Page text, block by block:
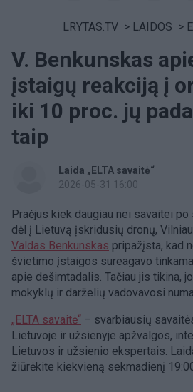
LRYTAS.TV > LAIDOS >
V. Benkunskas
įstaigų reakciją į
iki 10 proc. jų
taip
Laida „ELTA savaitė“
2026-05-31 16:00
Praėjus kiek daugiau nei savaitei
dėl į Lietuvą įskridusių dronų,
Valdas Benkunskas pripažįsta, kad
švietimo įstaigos sureagavo
apie dešimtadalis. Tačiau jis tikina,
mokyklų ir darželių vadovavosi
„ELTA savaitė“ – svarbiausių
Lietuvoje ir užsienyje apžvalgos,
Lietuvos ir užsienio ekspertais.
žiūrėkite kiekvieną sekmadienį